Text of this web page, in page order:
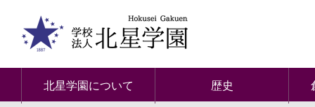
北星学園について 歴史